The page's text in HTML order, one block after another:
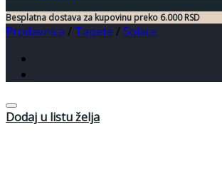
Besplatna dostava za kupovinu preko 6.000 RSD
Prodavnica / Tapete /Solace
Dodaj u listu želja